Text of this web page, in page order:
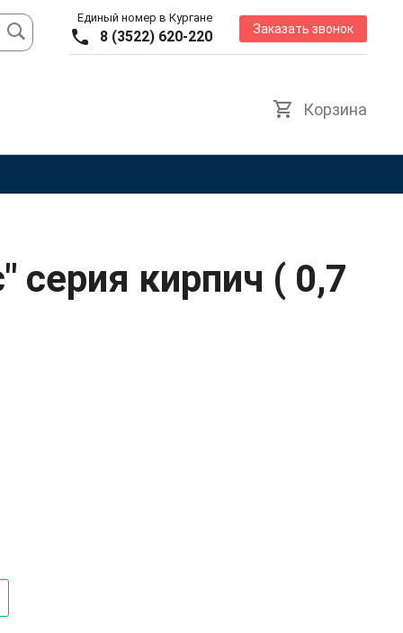
Единый номер в Кургане
8 (3522) 620-220 Заказать звонок
Корзина
серия кирпич ( 0,7